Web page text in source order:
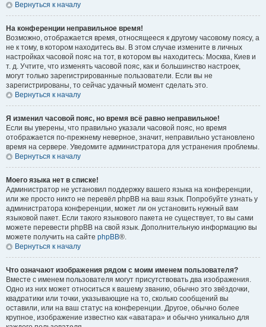
Вернуться к началу
На конференции неправильное время!
Возможно, отображается время, относящееся к другому часовому поясу, а
не к тому, в котором находитесь вы. В этом случае измените в личных
настройках часовой пояс на тот, в котором вы находитесь: Москва, Киев и
т. д. Учтите, что изменять часовой пояс, как и большинство настроек,
могут только зарегистрированные пользователи. Если вы не
зарегистрированы, то сейчас удачный момент сделать это.
Вернуться к началу
Я изменил часовой пояс, но время всё равно неправильное!
Если вы уверены, что правильно указали часовой пояс, но время
отображается по-прежнему неверное, значит, неправильно установлено
время на сервере. Уведомите администратора для устранения проблемы.
Вернуться к началу
Моего языка нет в списке!
Администратор не установил поддержку вашего языка на конференции,
или же просто никто не перевёл phpBB на ваш язык. Попробуйте узнать у
администратора конференции, может ли он установить нужный вам
языковой пакет. Если такого языкового пакета не существует, то вы сами
можете перевести phpBB на свой язык. Дополнительную информацию вы
можете получить на сайте phpBB®.
Вернуться к началу
Что означают изображения рядом с моим именем пользователя?
Вместе с именем пользователя могут присутствовать два изображения.
Одно из них может относиться к вашему званию, обычно это звёздочки,
квадратики или точки, указывающие на то, сколько сообщений вы
оставили, или на ваш статус на конференции. Другое, обычно более
крупное, изображение известно как «аватара» и обычно уникально для